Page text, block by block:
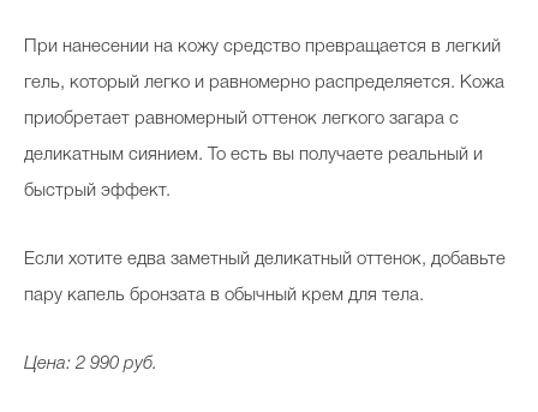
При нанесении на кожу средство превращается в легкий
гель, который легко и равномерно распределяется. Кожа
приобретает равномерный оттенок легкого загара с
деликатным сиянием. То есть вы получаете реальный и
быстрый эффект.
Если хотите едва заметный деликатный оттенок, добавьте
пару капель бронзата в обычный крем для тела.
Цена: 2 990 руб.